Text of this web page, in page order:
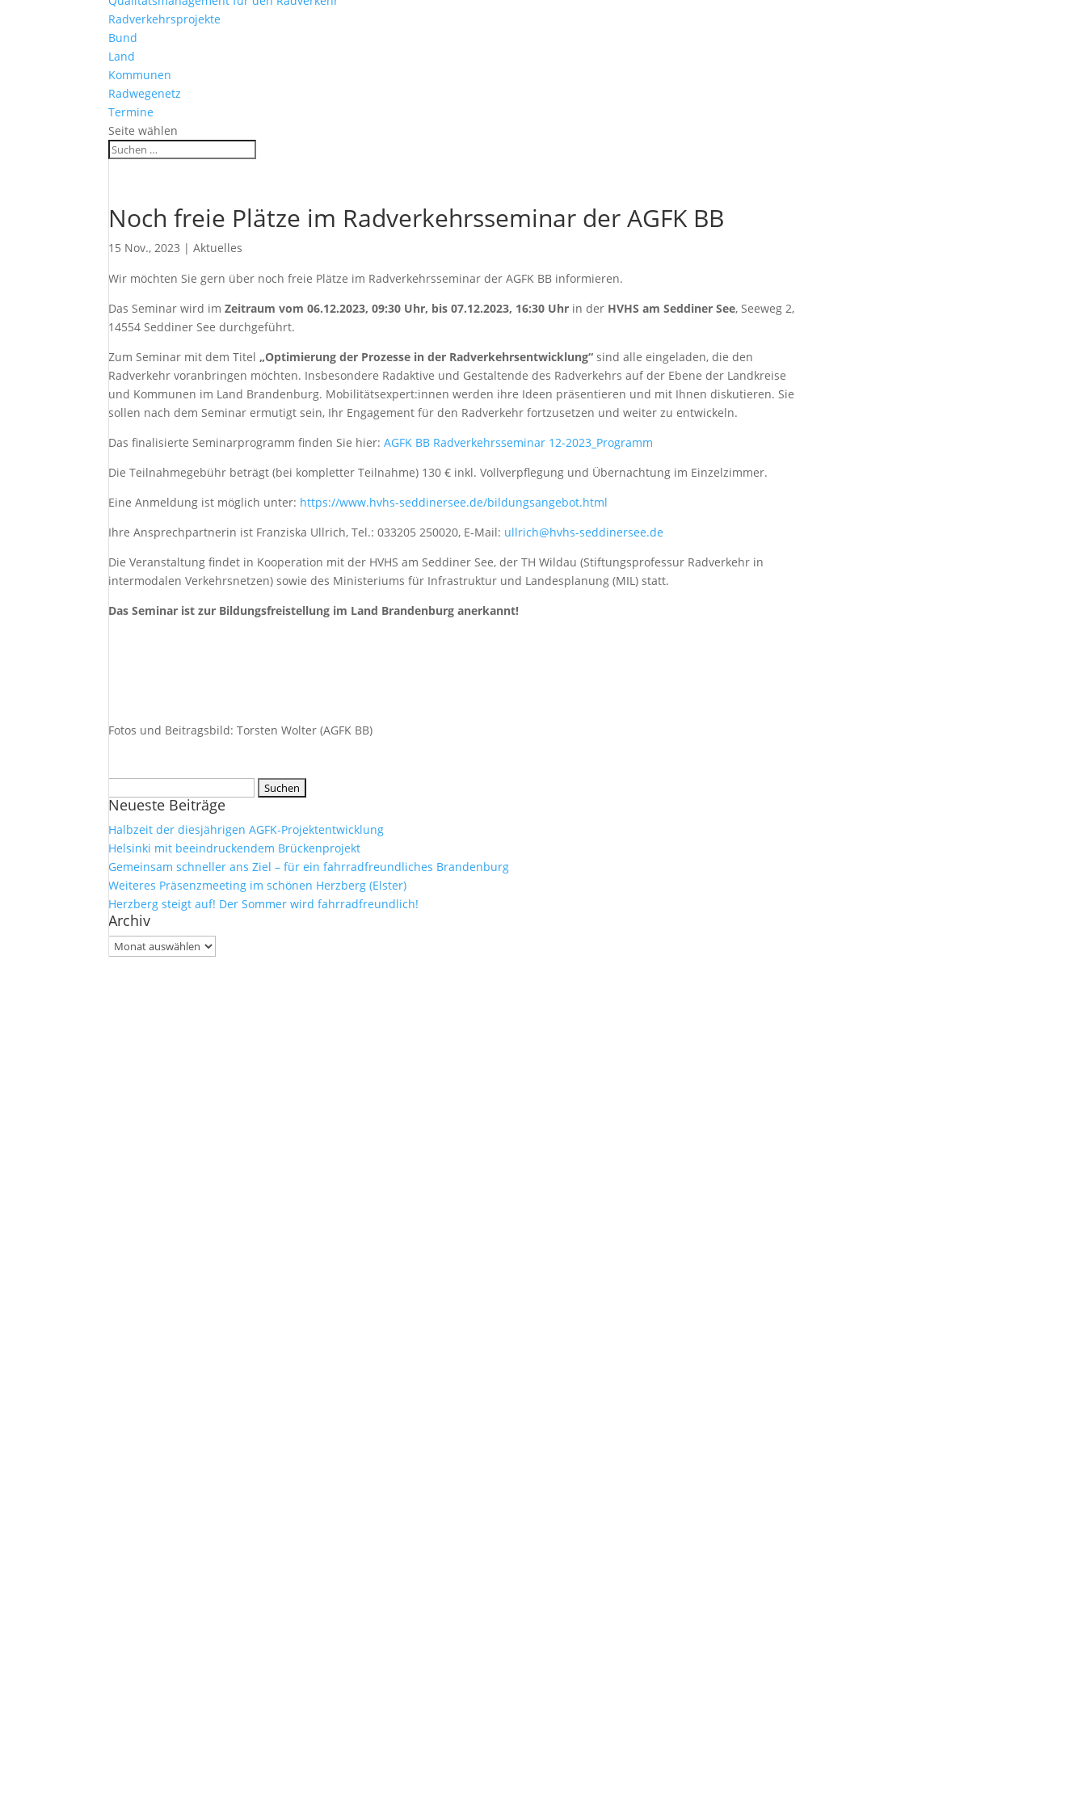
Radverkehrsprojekte
Bund
Land
Kommunen
Radwegenetz
Termine
Seite wählen
Noch freie Plätze im Radverkehrsseminar der AGFK BB
15 Nov., 2023 |Aktuelles
Wir möchten Sie gern über noch freie Plätze im Radverkehrsseminar der AGFK BB informieren.
Das Seminar wird imZeitraum vom 06.12.2023, 09:30 Uhr, bis 07.12.2023, 16:30 Uhr in der HVHS am Seddiner See, Seeweg 2,
14554 Seddiner See durchgeführt.
Zum Seminar mit dem Titel„Optimierung der Prozesse in der Radverkehrsentwicklung“ sind alle eingeladen, die den
Radverkehr voranbringen möchten. Insbesondere Radaktive und Gestaltende des Radverkehrs auf der Ebene der Landkreise
und Kommunen im Land Brandenburg. Mobilitätsexpert:innen werden ihre Ideen präsentieren und mit Ihnen diskutieren. Sie
sollen nach dem Seminar ermutigt sein, Ihr Engagement für den Radverkehr fortzusetzen und weiter zu entwickeln.
Das finalisierte Seminarprogramm finden Sie hier:AGFK BB Radverkehrsseminar 12-2023_Programm
Die Teilnahmegebühr beträgt (bei kompletter Teilnahme) 130 € inkl. Vollverpflegung und Übernachtung im Einzelzimmer.
Eine Anmeldung ist möglich unter: https://www.hvhs-seddinersee.de/bildungsangebot.html
Ihre Ansprechpartnerin ist Franziska Ullrich, Tel.: 033205 250020, E-Mail: ullrich@hvhs-seddinersee.de
Die Veranstaltung findet in Kooperation mit der HVHS am Seddiner See, der TH Wildau (Stiftungsprofessur Radverkehr in
intermodalen Verkehrsnetzen) sowie des Ministeriums für Infrastruktur und Landesplanung (MIL) statt.
Das Seminar ist zur Bildungsfreistellung im Land Brandenburg anerkannt!
Fotos und Beitragsbild: Torsten Wolter (AGFK BB)
nach:
Neueste Beiträge
Halbzeit der diesjährigen AGFK-Projektentwicklung
Helsinki mit beeindruckendem Brückenprojekt
Gemeinsam schneller ans Ziel – für ein fahrradfreundliches Brandenburg
Weiteres Präsenzmeeting im schönen Herzberg (Elster)
Herzberg steigt auf! Der Sommer wird fahrradfreundlich!
Archiv
Archiv